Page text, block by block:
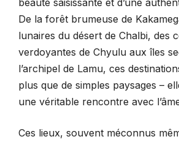
De la forêt brumeuse de
lunaires du désert de Chalbi, des
verdoyantes de Chyulu aux îles
l’archipel de Lamu, ces
plus que de simples paysages –
une véritable rencontre avec
Ces lieux, souvent méconnus